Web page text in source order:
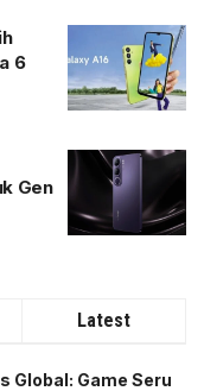
6
Gen
Latest
Global: Game Seru